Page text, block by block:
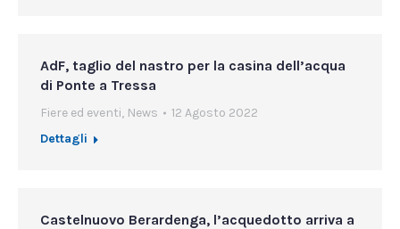
AdF, taglio del nastro per la casina dell’acqua
di Ponte a Tressa
Fiere ed eventi, News
12 Agosto 2022
Dettagli
Castelnuovo Berardenga, l’acquedotto arriva a